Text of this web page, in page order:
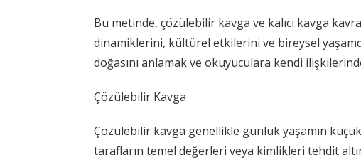
Bu metinde, çözülebilir kavga ve kalıcı kavga
dinamiklerini, kültürel etkilerini ve bireysel
doğasını anlamak ve okuyuculara kendi
Çözülebilir Kavga
Çözülebilir kavga genellikle günlük yaşamın
tarafların temel değerleri veya kimlikleri tehdit